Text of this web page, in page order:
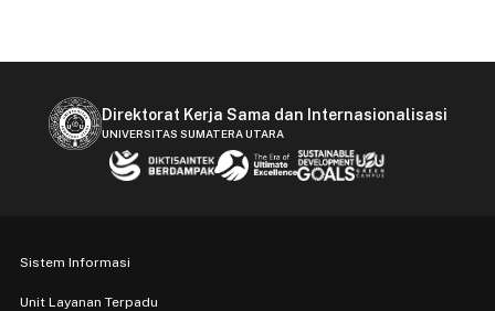
Direktorat Kerja Sama dan Internasionalisasi
UNIVERSITAS SUMATERA UTARA
Sistem Informasi
Unit Layanan Terpadu